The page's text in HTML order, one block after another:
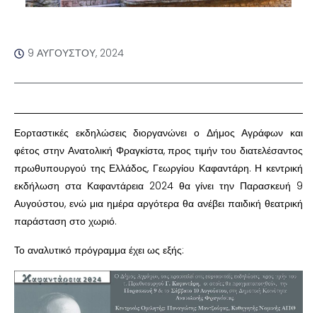
9 ΑΥΓΟΎΣΤΟΥ, 2024
Εορταστικές εκδηλώσεις διοργανώνει ο Δήμος Αγράφων και
φέτος στην Ανατολική Φραγκίστα, προς τιμήν του διατελέσαντος
πρωθυπουργού της Ελλάδος, Γεωργίου Καφαντάρη. Η κεντρική
εκδήλωση στα Καφαντάρεια 2024 θα γίνει την Παρασκευή 9
Αυγούστου, ενώ μια ημέρα αργότερα θα ανέβει παιδική θεατρική
παράσταση στο χωριό.
Το αναλυτικό πρόγραμμα έχει ως εξής: